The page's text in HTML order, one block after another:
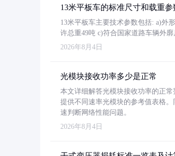
13米平板车的标准尺寸和载重参
13米平板车主要技术参数包括: a)外
许总重49吨 c)符合国家道路车辆外
2026年8月4日
光模块接收功率多少是正常
本文详细解答光模块接收功率的正
提供不同速率光模块的参考值表格
速判断网络性能问题。
2026年8月4日